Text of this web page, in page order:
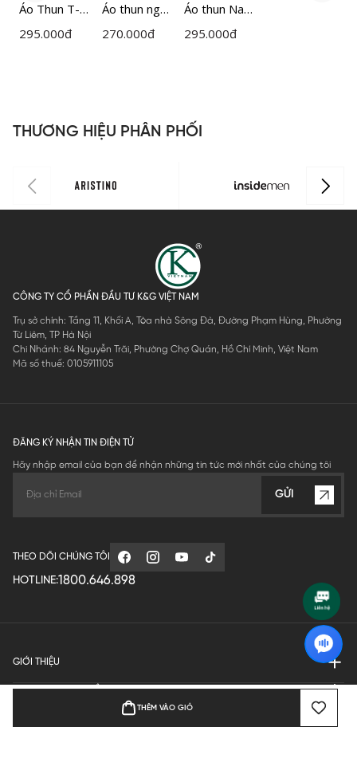
THÊM VÀO GIỎ
Áo Thun T-
shirt Nam
295.000đ
Áo thun ngắn
tay nam
270.000đ
Áo thun Nam
Insidemen
295.000đ
THƯƠNG HIỆU PHÂN PHỐI
CÔNG TY CỔ PHẦN ĐẦU TƯ K&G VIỆT NAM
Trụ sở chính: Tầng 11, Khối A, Tòa nhà Sông Đà, Đường Phạm Hùng, Phường
Từ Liêm, TP Hà Nội
Chi Nhánh: 84 Nguyễn Trãi, Phường Chợ Quán, Hồ Chí Minh, Việt Nam
Mã số thuế: 0105911105
ĐĂNG KÝ NHẬN TIN ĐIỆN TỬ
Hãy nhập email của bạn để nhận những tin tức mới nhất của chúng tôi
GỬI
THEO DÕI CHÚNG TÔI
HOTLINE:1800.646.898
GIỚI THIỆU
QUY ĐỊNH HOẠT ĐỘNG